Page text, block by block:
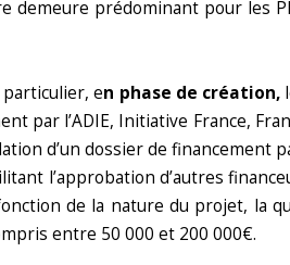
demeure prédominant pour les
en phase de création,
par l’ADIE, Initiative France,
d’un dossier de
l’approbation d’autres
de la nature du projet, la
entre 50 000 et 200 000€.